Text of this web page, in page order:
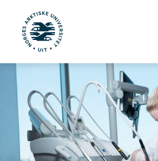
Gå til hovedinnhold
UiT Norges arktiske